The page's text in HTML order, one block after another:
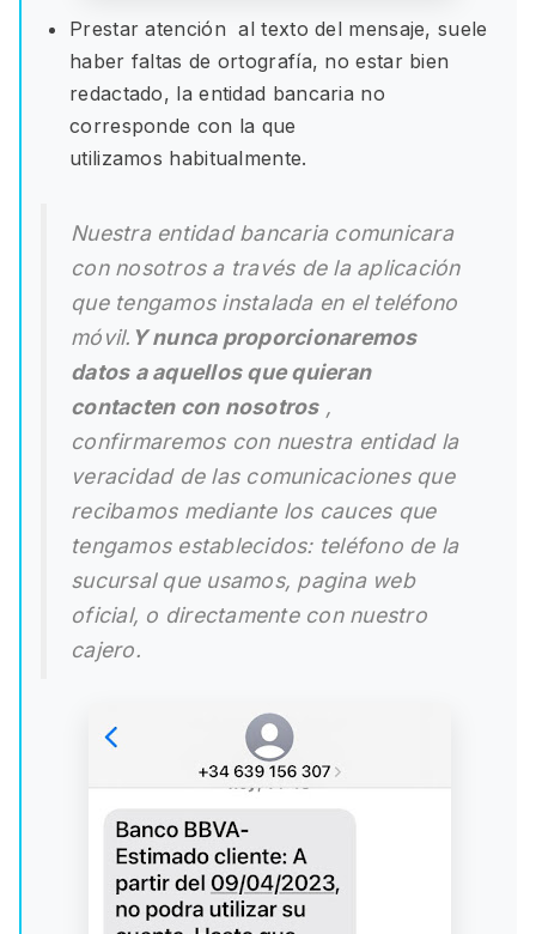
Prestar atención al texto del mensaje, suele
haber faltas de ortografía, no estar bien
redactado, la entidad bancaria no
corresponde con la que
utilizamos habitualmente.
Nuestra entidad bancaria comunicara
con nosotros a través de la aplicación
que tengamos instalada en el teléfono
móvil. Y nunca proporcionaremos
datos a aquellos que quieran
contacten con nosotros,
confirmaremos con nuestra entidad la
veracidad de las comunicaciones que
recibamos mediante los cauces que
tengamos establecidos: teléfono de la
sucursal que usamos, pagina web
oficial, o directamente con nuestro
cajero.